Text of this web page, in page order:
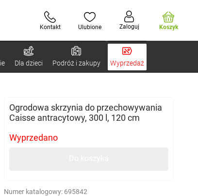
Kontakt Ulubione Zaloguj Koszyk
Dla dzieci Podróż i zakupy Wyprzedaż
Ogrodowa skrzynia do przechowywania
Caisse antracytowy, 300 l, 120 cm
Wyprzedano
Numer katalogowy: 695842